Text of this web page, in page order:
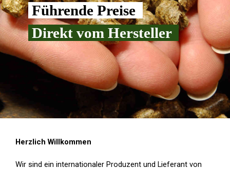
Führende Preise
Direkt vom Hersteller
Herzlich Willkommen
Wir sind ein internationaler Produzent und Lieferant von